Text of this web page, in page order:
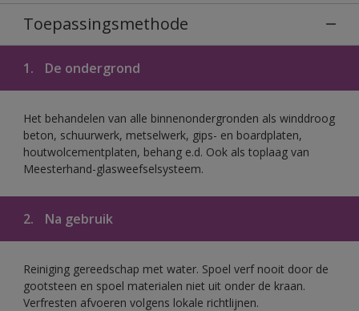
Toepassingsmethode
1. De ondergrond
Het behandelen van alle binnenondergronden als winddroog
beton, schuurwerk, metselwerk, gips- en boardplaten,
houtwolcementplaten, behang e.d. Ook als toplaag van
Meesterhand-glasweefselsysteem.
2. Na gebruik
Reiniging gereedschap met water. Spoel verf nooit door de
gootsteen en spoel materialen niet uit onder de kraan.
Verfresten afvoeren volgens lokale richtlijnen.